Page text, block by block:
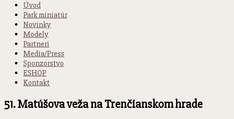
Úvod
Park miniatúr
Novinky
Modely
Partneri
Media/Press
Sponzorstvo
ESHOP
Kontakt
51. Matúšova veža na Trenčianskom hrade